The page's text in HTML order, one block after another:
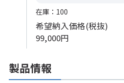
在庫：100
希望納入価格(税抜)
99,000円
製品情報